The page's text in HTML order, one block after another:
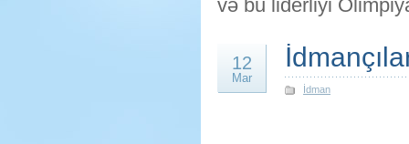
və bu liderliyi
12
Mar
İdman